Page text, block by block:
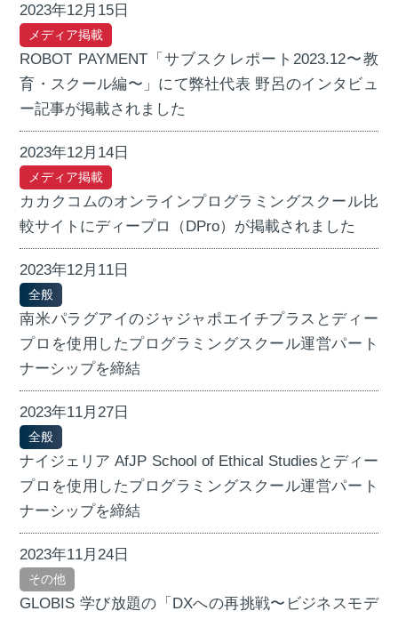
2023年12月15日
メディア掲載
ROBOT PAYMENT「サブスクレポート2023.12〜教
育・スクール編〜」にて弊社代表 野呂のインタビュ
ー記事が掲載されました
2023年12月14日
メディア掲載
カカクコムのオンラインプログラミングスクール比
較サイトにディープロ（DPro）が掲載されました
2023年12月11日
全般
南米パラグアイのジャジャポエイチプラスとディー
プロを使用したプログラミングスクール運営パート
ナーシップを締結
2023年11月27日
全般
ナイジェリア AfJP School of Ethical Studiesとディー
プロを使用したプログラミングスクール運営パート
ナーシップを締結
2023年11月24日
その他
GLOBIS 学び放題の「DXへの再挑戦〜ビジネスモデ